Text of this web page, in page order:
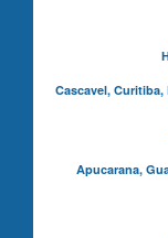
Cascavel, Curitiba,
Apucarana,